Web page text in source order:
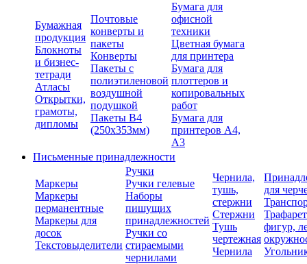
Бумажная
продукция
Блокноты
и бизнес-
тетради
Атласы
Открытки,
грамоты,
дипломы
Почтовые
конверты и
пакеты
Конверты
Пакеты с
полиэтиленовой
воздушной
подушкой
Пакеты В4
(250х353мм)
Бумага для
офисной
техники
Цветная бумага
для принтера
Бумага для
плоттеров и
копировальных
работ
Бумага для
принтеров А4,
А3
Письменные принадлежности
Маркеры
Маркеры
перманентные
Маркеры для
досок
Текстовыделители
Ручки
Ручки гелевые
Наборы
пишущих
принадлежностей
Ручки со
стираемыми
чернилами
Чернила,
тушь,
стержни
Стержни
Тушь
чертежная
Чернила
для
фигур,